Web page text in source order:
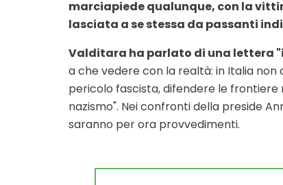
marciapiede qualunque, con la
lasciata a se stessa da passanti
Valditara ha parlato di una lettera
a che vedere con la realtà: in Italia
pericolo fascista, difendere le frontiere
nazismo". Nei confronti della preside
saranno per ora provvedimenti.